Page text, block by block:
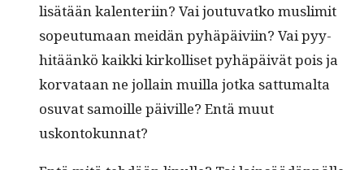
lisätään kalen­teri­in? Vai joutu­vatko mus­lim­it
sopeu­tu­maan mei­dän pyhäpäivi­in? Vai pyy­
hitäänkö kaik­ki kirkol­liset pyhäpäivät pois ja
kor­vataan ne jol­lain muil­la jot­ka sat­tumal­ta
osu­vat samoille päiville? Entä muut
uskontokunnat?